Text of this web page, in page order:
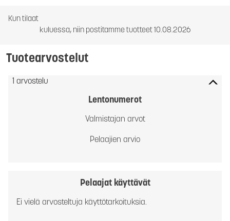
Kun tilaat
kuluessa, niin postitamme tuotteet 10.08.2026
Tuotearvostelut
1 arvostelu
Lentonumerot
Valmistajan arvot
Pelaajien arvio
Pelaajat käyttävät
Ei vielä arvosteltuja käyttötarkoituksia.